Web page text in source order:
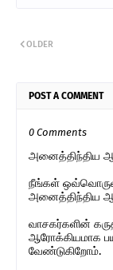
OLDER
POST A COMMENT
0 Comments
அனைத்திந்திய
நீங்கள்
அனைத்திந்திய
வாசகர்களின்
ஆரோக்கியமாக
வேண்டுகிறோம்.